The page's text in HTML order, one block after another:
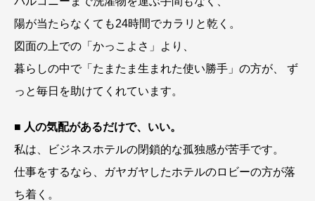
陽が当たらなくても24時間でカラリと乾く。
図面の上での「かっこよさ」より、
暮らしの中で「たまたま生まれた使い勝手」の方が、 ず
っと毎日を助けてくれています。
■ 人の気配があるだけで、いい。
私は、ビジネスホテルの閉鎖的な孤独感が苦手です。
仕事をするなら、ガヤガヤしたホテルのロビーの方が落
ち着く。